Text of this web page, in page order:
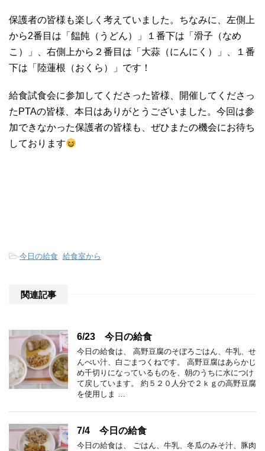
保護者の皆様も楽しく考えていました。ちなみに、左側上
から2番目は「饂飩（うどん）」１番下は「滑子（なめ
こ）」、右側上から２番目は「大蒜（にんにく）」、１番
下は「陸蓮根（おくら）」です！
給食試食会に参加してくださった皆様、開催してくださっ
たPTAの皆様、本日はありがとうございました。今回は参
加できなかった保護者の皆様も、ぜひまたの機会にお待ち
しております
-今日の給食, 給食室から
関連記事
6/23 今日の給食
今日の給食は、 高野豆腐のそぼろごはん、牛乳、せ
んべい汁、白ごまつくねです。 高野豆腐はあらかじ
め千切りになっているものを、朝のうちに水につけ
て戻しています。 約５２０人分で２ｋｇの高野豆腐
を使用しま …
7/4 今日の給食
今日の給食は、 ごはん、牛乳、冬瓜のみそ汁、豚肉